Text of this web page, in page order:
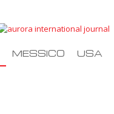
MESSICO USA